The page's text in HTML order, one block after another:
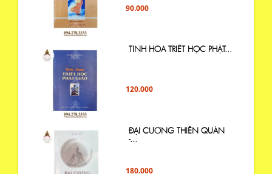
90.000
TINH HOA TRIẾT HỌC PHẬT...
120.000
ĐẠI CƯƠNG THIỀN QUÁN
-...
180.000